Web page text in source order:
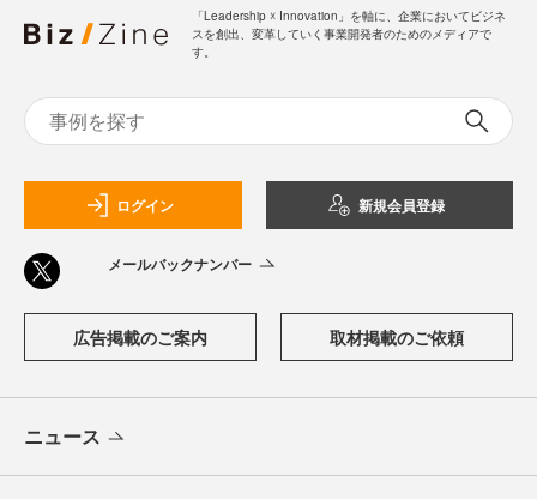
「Leadership ☓ Innovation」を軸に、企業においてビジネ
スを創出、変革していく事業開発者のためのメディアで
す。
ログイン 新規会員登録
メールバックナンバー
広告掲載のご案内 取材掲載のご依頼
ニュース